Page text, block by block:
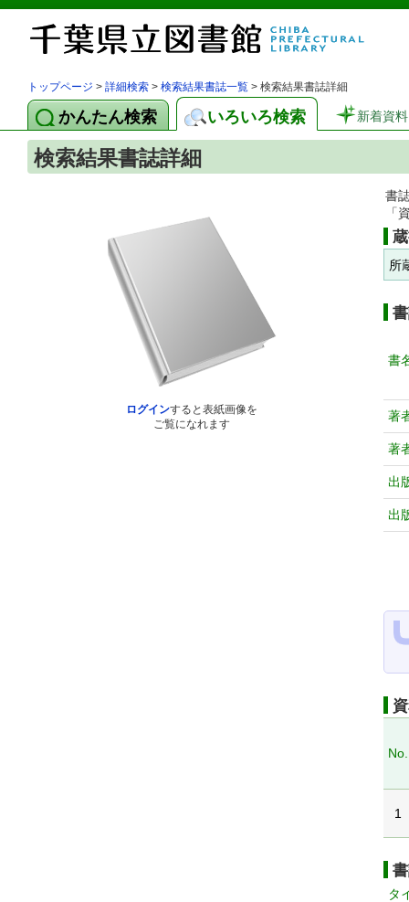
トップページ > 詳細検索 > 検索結果書誌一覧 > 検索結果書誌詳細
かんたん検索 いろいろ検索 新着資料
検索結果書誌詳細
ログインすると表紙画像を
ご覧になれます
書
「
所
書
著
著
出
出
No.
1
タ